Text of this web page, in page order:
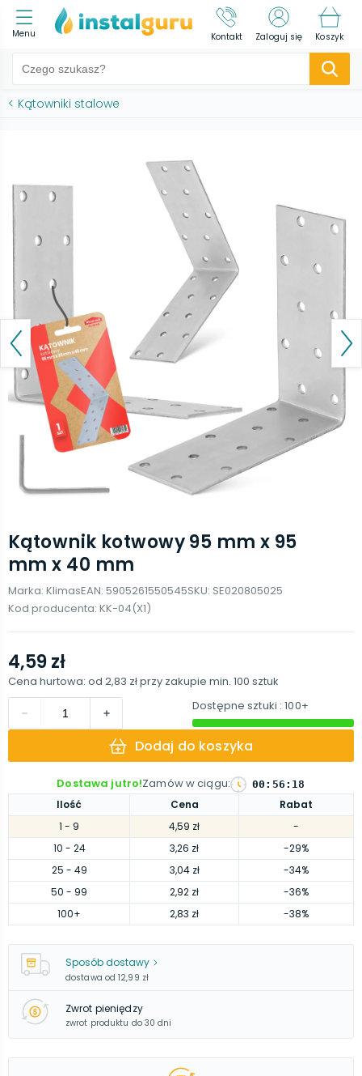
Menu Kontakt Zaloguj się Koszyk
< Kątowniki stalowe
Kątownik kotwowy 95 mm x 95
mm x 40 mm
Marka: KlimasEAN: 5905261550545SKU: SE020805025
Kod producenta: KK-04(X1)
Ilość Cena
Rabat
1 - 9 4,59 zł
-
10 - 24 3,26 zł
-29%
25 - 49 3,04 zł
-34%
50 - 99 2,92 zł
-36%
100+ 2,83 zł -38%
4,59 zł
Cena hurtowa: od 2,83 złprzy zakupie min. 100 sztuk
Dostępne sztuki : 100+
Dodaj do koszyka
Dostawa jutro!Zamów w ciągu: 00 : 56 : 17
Sposób dostawy
dostawa od 12,99 zł
Zwrot pieniędzy
zwrot produktu do 30 dni